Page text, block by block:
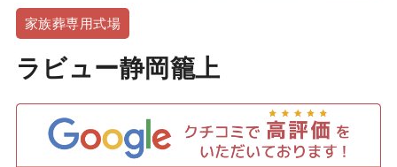
家族葬専用式場
ラビュー静岡籠上